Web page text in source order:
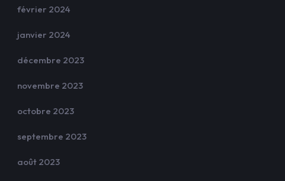
février 2024
janvier 2024
décembre 2023
novembre 2023
octobre 2023
septembre 2023
août 2023